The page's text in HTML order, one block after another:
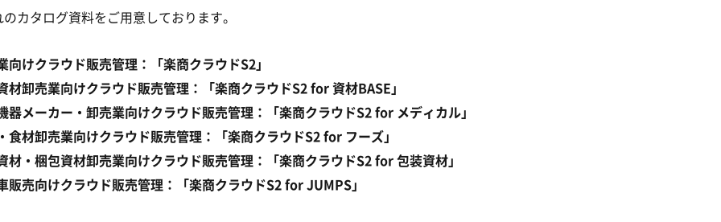
カタログ資料をご用意しております。
向けクラウド販売管理：「楽商クラウドS2」
材卸売業向けクラウド販売管理：「楽商クラウドS2 for 資材BASE」
器メーカー・卸売業向けクラウド販売管理：「楽商クラウドS2 for メディカル」
食材卸売業向けクラウド販売管理：「楽商クラウドS2 for フーズ」
材・梱包資材卸売業向けクラウド販売管理：「楽商クラウドS2 for 包装資材」
販売向けクラウド販売管理：「楽商クラウドS2 for JUMPS」